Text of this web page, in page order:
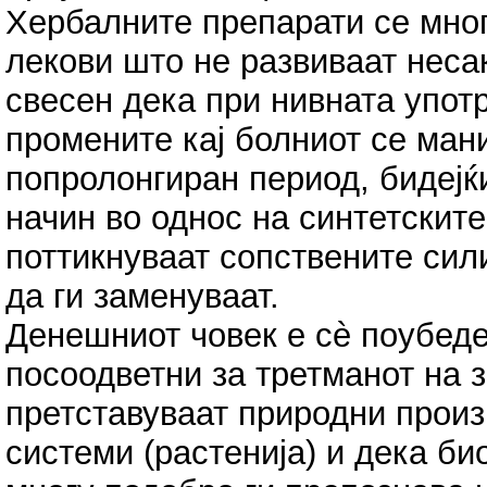
Хербалните препарати се
лекови што не развиваат
свесен дека при нивната
промените кај болниот се
попролонгиран период,
начин во однос на
поттикнуваат сопствените
да ги заменуваат.
Денешниот човек е сè
посоодветни за третманот на
претставуваат природни
системи (растенија) и дека